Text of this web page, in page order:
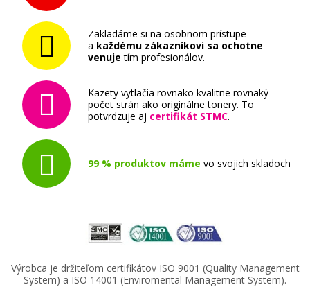
Zakladáme si na osobnom prístupe
a každému zákazníkovi sa ochotne
venuje tím profesionálov.
Kazety vytlačia rovnako kvalitne rovnaký
počet strán ako originálne tonery. To
potvrdzuje aj certifikát STMC.
99 % produktov máme vo svojich skladoch
Výrobca je držiteľom certifikátov ISO 9001 (Quality Management
System) a ISO 14001 (Enviromental Management System).